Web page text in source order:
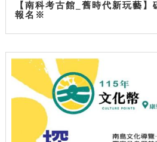
【南科考古館_舊時代新玩藝
報名※